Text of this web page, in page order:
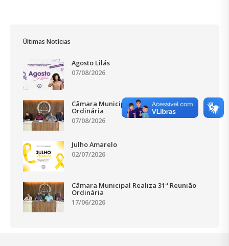
Últimas Notícias
Agosto Lilás
07/08/2026
Câmara Municipal Realiza 33ª Reunião
Ordinária
07/08/2026
Julho Amarelo
02/07/2026
Câmara Municipal Realiza 31ª Reunião
Ordinária
17/06/2026